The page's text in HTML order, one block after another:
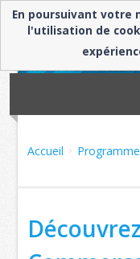
Accueil Programme
En poursuivant votre
l'utilisation de